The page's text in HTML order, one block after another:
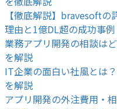
【徹底解説】bravesoft
理由と1億DL超の成功事例
業務アプリ開発の相談は
を解説
IT企業の面白い社風とは
を解説
アプリ開発の外注費用・